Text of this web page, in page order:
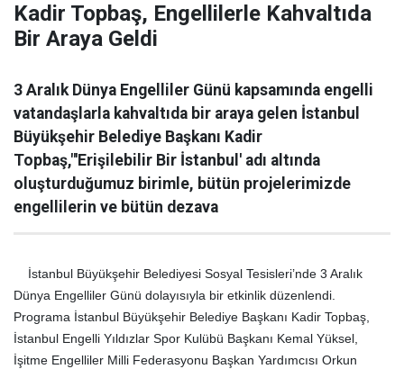
Kadir Topbaş, Engellilerle Kahvaltıda
Bir Araya Geldi
3 Aralık Dünya Engelliler Günü kapsamında engelli
vatandaşlarla kahvaltıda bir araya gelen İstanbul
Büyükşehir Belediye Başkanı Kadir
Topbaş,"'Erişilebilir Bir İstanbul' adı altında
oluşturduğumuz birimle, bütün projelerimizde
engellilerin ve bütün dezava
İstanbul Büyükşehir Belediyesi Sosyal Tesisleri’nde 3 Aralık
Dünya Engelliler Günü dolayısıyla bir etkinlik düzenlendi.
Programa İstanbul Büyükşehir Belediye Başkanı Kadir Topbaş,
İstanbul Engelli Yıldızlar Spor Kulübü Başkanı Kemal Yüksel,
İşitme Engelliler Milli Federasyonu Başkan Yardımcısı Orkun